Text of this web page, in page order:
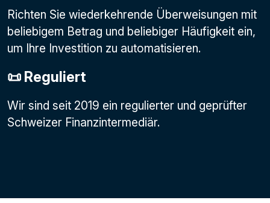
Richten Sie wiederkehrende Überweisungen mit
beliebigem Betrag und beliebiger Häufigkeit ein,
um Ihre Investition zu automatisieren.
📜 Reguliert
Wir sind seit 2019 ein regulierter und geprüfter
Schweizer Finanzintermediär.